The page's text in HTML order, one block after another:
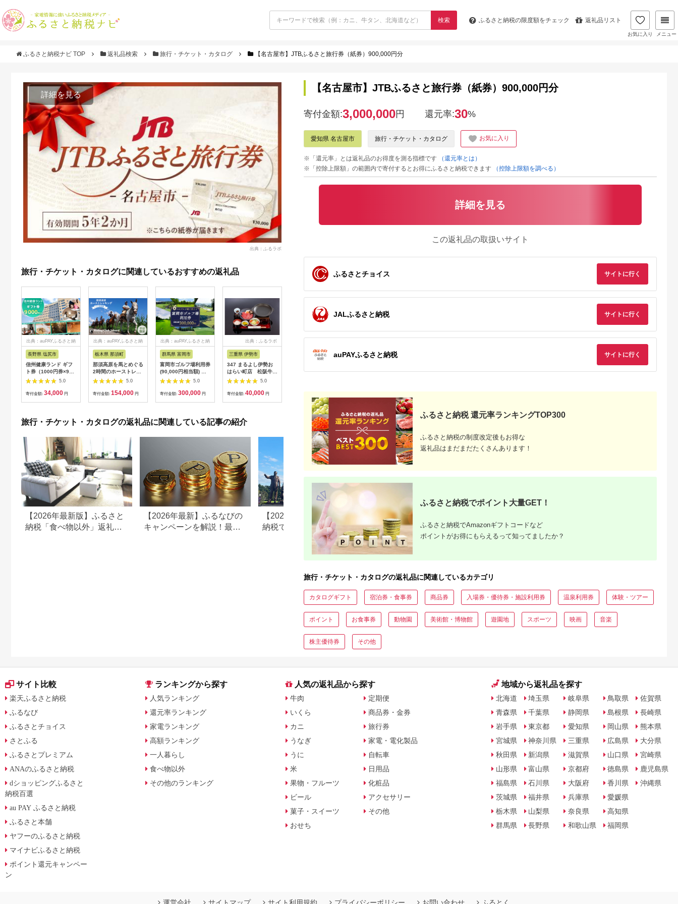
検索 ふるさと納税の限度額をチェック 返礼品リスト
お気に入り メニュー
ふるさと納税ナビ TOP 返礼品検索 旅行・チケット・カタログ 【名古屋市】JTBふるさと旅行券（紙券）900,000円分
詳細を見る
出典：ふるラボ
旅行・チケット・カタログに関連しているおすすめの返礼品
出典：auPAYふるさと納
長野県 塩尻市
信州健康ランド ギフ
ト券（1000円券×9
枚） | 信州健康ランド
サウナ 大浴場 ボディ
ケア リラクゼーショ
5.0
寄付金額: 34,000 円
出典：auPAYふるさと納
栃木県 那須町
那須高原を馬とめぐる
2時間のホーストレッ
キング 外乗ペア利用
券【平日限定】チケッ
ト 利用券 ペア 体験
5.0
寄付金額: 154,000 円
出典：auPAYふるさと納
群馬県 富岡市
富岡市ゴルフ場利用券
(90,000円相当額) ゴ
ルフ チケット 平日 土
日 祝日 プレー券 関東
群馬県 首都圏 F20E-
5.0
寄付金額: 300,000 円
出典：ふるラボ
三重県 伊勢市
347 まるよし伊勢お
はらい町店 松阪牛焼
肉御膳(150g) ペアお
5.0
寄付金額: 40,000 円
広島県 安芸高田市
フ 八千代カントリー
枚） 広島 安芸高田市
36,500
神奈川県 平塚市
トマーレ （ふるさと
ポイント 関東 日帰り
ドライブ レジャー 観
光 イベント お出かけ
七夕まつり スマホ に
ポイント付与 湘南 神
奈川県 平塚市
50,000
カリ備食ライスセット
備蓄用 緊急時 備え 米
登山 便利】
12,000
ルニューオータニ(東
ディナービュッフェ 1
ルメ 高級 人気 おすす
65,000
No.422 入浴回数券1
冊（6枚つづり） ／
ス 癒し 兵庫県
19,000
鹿児島県 屋久島町
屋久島プライベート
カスタマイズツアー
173,000
旅行・チケット・カタログの返礼品に関連している記事の紹介
【2026年最新版】ふるさと
納税「食べ物以外」返礼品
【2026年最新】ふるなびの
キャンペーンを解説！最大
【2026年最新版】ふるさと
納税でディズニー返礼品は
もらえる？ホテル・チケッ
ト・公式グッズを徹底解説
ふるさと納税、年収いくら
で30万円寄付できる？おす
すめ返礼品も紹介
【名古屋市】JTBふるさと旅行券（紙券）900,000円分
寄付金額:3,000,000円 還元率:30%
愛知県 名古屋市 旅行・チケット・カタログ お気に入り
※「還元率」とは返礼品のお得度を測る指標です
（還元率とは）
※「控除上限額」の範囲内で寄付するとお得にふるさと納税できます
（控除上限額を調べる）
詳細を見る
この返礼品の取扱いサイト
ふるさとチョイス サイトに行く
JALふるさと納税 サイトに行く
auPAYふるさと納税 サイトに行く
ふるさと納税 還元率ランキングTOP300
ふるさと納税の制度改定後もお得な
返礼品はまだまだたくさんあります！
ふるさと納税でポイント大量GET！
ふるさと納税でAmazonギフトコードなど
ポイントがお得にもらえるって知ってましたか？
旅行・チケット・カタログの返礼品に関連しているカテゴリ
カタログギフト 宿泊券・食事券 商品券 入場券・優待券・施設利用券 温泉利用券 体験・ツアー
ポイント お食事券 動物園 美術館・博物館 遊園地 スポーツ 映画 音楽
株主優待券 その他
サイト比較
楽天ふるさと納税
ふるなび
ふるさとチョイス
さとふる
ふるさとプレミアム
ANAのふるさと納税
dショッピングふるさと
納税百選
au PAY ふるさと納税
ふるさと本舗
ヤフーのふるさと納税
マイナビふるさと納税
ポイント還元キャンペー
ン
ランキングから探す
人気ランキング
還元率ランキング
家電ランキング
高額ランキング
一人暮らし
食べ物以外
その他のランキング
人気の返礼品から探す
牛肉
いくら
カニ
うなぎ
うに
米
果物・フルーツ
ビール
菓子・スイーツ
おせち
定期便
商品券・金券
旅行券
家電・電化製品
自転車
日用品
化粧品
アクセサリー
その他
地域から返礼品を探す
北海道
青森県
岩手県
宮城県
秋田県
山形県
福島県
茨城県
栃木県
群馬県
埼玉県
千葉県
東京都
神奈川県
新潟県
富山県
石川県
福井県
山梨県
長野県
岐阜県
静岡県
愛知県
三重県
滋賀県
京都府
大阪府
兵庫県
奈良県
和歌山県
鳥取県
島根県
岡山県
広島県
山口県
徳島県
香川県
愛媛県
高知県
福岡県
佐賀県
長崎県
熊本県
大分県
宮崎県
鹿児島県
沖縄県